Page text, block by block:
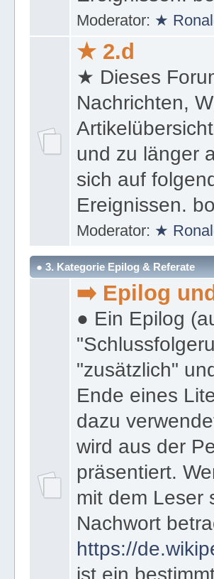
Moderator: ★
★ 2.d
★ Dieses
Nachrichten,
und zu länger
sich auf
Ereignissen.
Moderator: ★
● 3. Kategorie Epilog & Referate
➡️ Epilog
● Ein Epilog
"zusätzlich"
Ende eines
dazu
wird aus der
präsentiert.
mit dem Leser
Nachwort
https://
ist ein